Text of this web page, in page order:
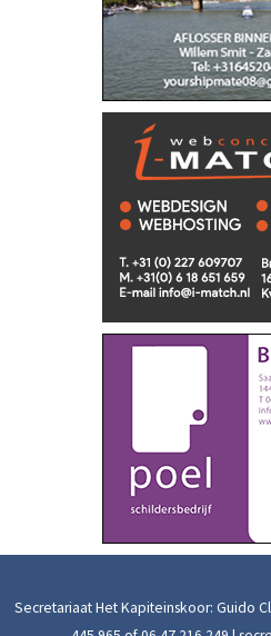
Secretariaat Het Kapiteinskoor: Guido